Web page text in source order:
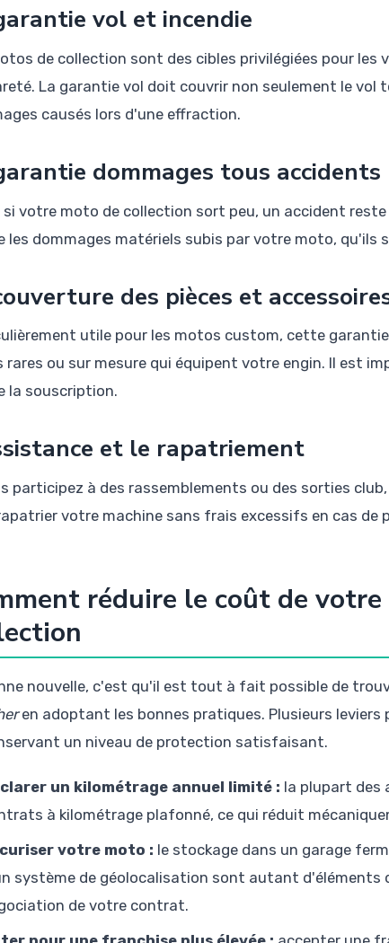
vol et incendie
de collection sont des cibles privilégiées pour les
La garantie vol doit couvrir non seulement le
causés lors d'une effraction.
dommages tous accidents
si votre moto de collection sort peu, un accident
les dommages matériels subis par votre moto, qu'ils
des pièces et
utile pour les motos custom, cette
rares ou sur mesure qui équipent votre engin. Il est
la souscription.
et le rapatriement
participez à des rassemblements ou des sorties
votre machine sans frais excessifs en cas de
réduire le coût de
nouvelle, c'est qu'il est tout à fait possible de
en adoptant les bonnes pratiques. Plusieurs
un niveau de protection satisfaisant.
un kilométrage annuel limité : la plupart des
à kilométrage plafonné, ce qui réduit
votre moto : le stockage dans un garage
système de géolocalisation sont autant d'éléments
de votre contrat.